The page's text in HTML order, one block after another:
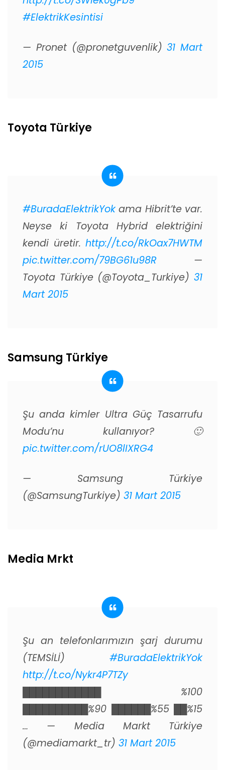
#ElektrikKesintisi
— Pronet (@pronetguvenlik)31 Mart
2015
Toyota Türkiye
#BuradaElektrikYokama Hibrit’te var.
Neyse ki Toyota Hybrid elektriğini
kendi üretir. http://t.co/RkOax7HWTM
pic.twitter.com/79BG61u98R —
Toyota Türkiye (@Toyota_Turkiye) 31
Mart 2015
Samsung Türkiye
Şu anda kimler Ultra Güç Tasarrufu
Modu’nu kullanıyor? 🙂
pic.twitter.com/rUO8lIXRG4
— Samsung Türkiye
(@SamsungTurkiye) 31 Mart 2015
Media Mrkt
Şu an telefonlarımızın şarj durumu
(TEMSİLİ) #BuradaElektrikYok
http://t.co/Nykr4P7TZy⠀
████████████ %100
██████████%90 ██████%55 ██%15
… — Media Markt Türkiye
(@mediamarkt_tr) 31 Mart 2015